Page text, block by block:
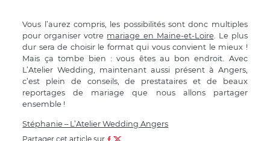
Vous l’aurez compris, les possibilités sont donc multiples
pour organiser votre mariage en Maine-et-Loire. Le plus
dur sera de choisir le format qui vous convient le mieux !
Mais ça tombe bien : vous êtes au bon endroit. Avec
L’Atelier Wedding, maintenant aussi présent à Angers,
c’est plein de conseils, de prestataires et de beaux
reportages de mariage que nous allons partager
ensemble !
Stéphanie – L’Atelier Wedding Angers
Partager cet article sur